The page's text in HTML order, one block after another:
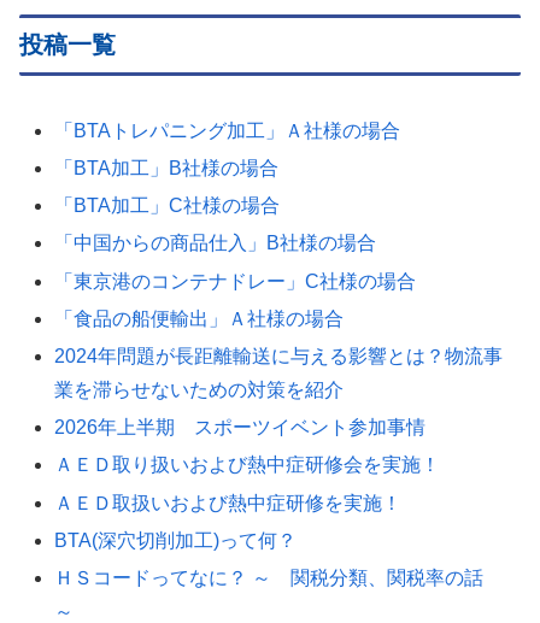
投稿一覧
「BTAトレパニング加工」Ａ社様の場合
「BTA加工」B社様の場合
「BTA加工」C社様の場合
「中国からの商品仕入」B社様の場合
「東京港のコンテナドレー」C社様の場合
「食品の船便輸出」Ａ社様の場合
2024年問題が長距離輸送に与える影響とは？物流事
業を滞らせないための対策を紹介
2026年上半期 スポーツイベント参加事情
ＡＥＤ取り扱いおよび熱中症研修会を実施！
ＡＥＤ取扱いおよび熱中症研修を実施！
BTA(深穴切削加工)って何？
ＨＳコードってなに？ ～ 関税分類、関税率の話
～